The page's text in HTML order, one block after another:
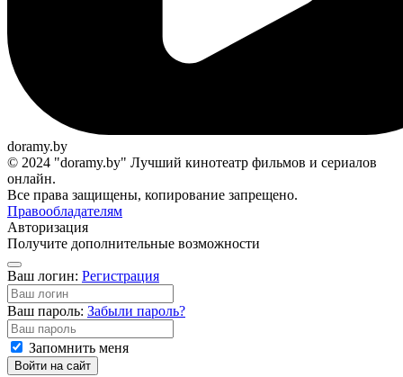
doramy.by
© 2024 "doramy.by" Лучший кинотеатр фильмов и сериалов
онлайн.
Все права защищены, копирование запрещено.
Правообладателям
Авторизация
Получите дополнительные возможности
Ваш логин: Регистрация
Ваш пароль: Забыли пароль?
Запомнить меня
Войти на сайт